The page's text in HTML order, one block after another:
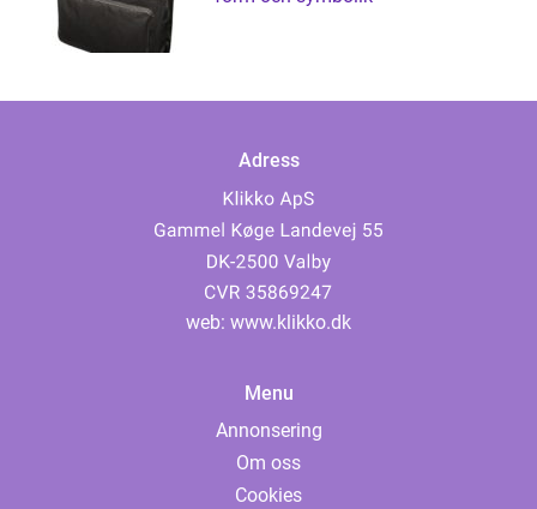
Adress
web: www.klikko.dk
Menu
Annonsering
Om oss
Cookies